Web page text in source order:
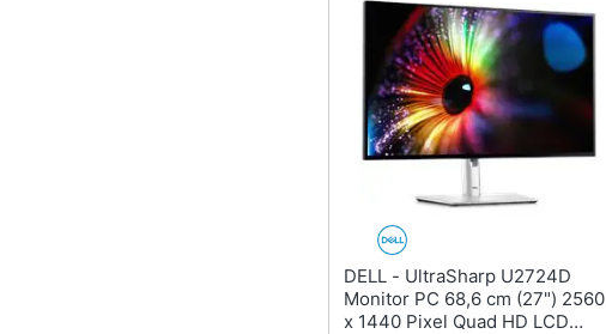
DELL - UltraSharp U2724D
Monitor PC 68,6 cm (27") 2560
x 1440 Pixel Quad HD LCD